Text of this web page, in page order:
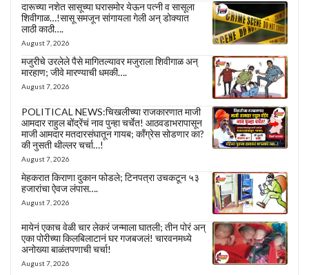
दारूच्या नशेत सासूच्या घरासमोर येऊन पत्नी व सासूला
शिवीगाळ…!सासू समजून सांगायला गेली अन् डोक्यात
लाठी काठी….
August 7, 2026
मजुरीचे उरलेले पैसे मागितल्यावर मजुराला शिवीगाळ अन्
मारहाण; जीवे मारण्याची धमकी….
August 7, 2026
POLITICAL NEWS:चिखलीच्या राजकारणात माजी
आमदार राहुल बोंद्रेंचं नाव पुन्हा चर्चेत! आठवडाभरापासून
माजी आमदार मतदारसंघातून गायब; काँग्रेस सोडणार का?
की नुसती थील्लर चर्चा…!
August 7, 2026
मेहकरात किराणा दुकान फोडले; टिनपत्रा उचकटून ५३
हजारांचा ऐवज लंपास….
August 7, 2026
मायेनं एकाच वेळी चार लेकरं जन्माला घातली; तीन पोरं अन्
एका पोरीच्या किलबिलाटानं घर गजबजलं! चारवनमध्ये
अनोख्या बाळंतपणाची चर्चा!
August 7, 2026